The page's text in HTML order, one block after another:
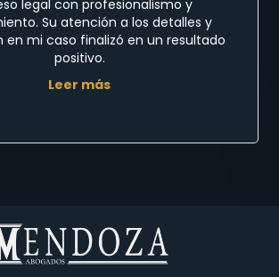
legal con profesionalismo y
Su atención a los detalles y
en mi caso finalizó en un resultado
positivo.
Leer más